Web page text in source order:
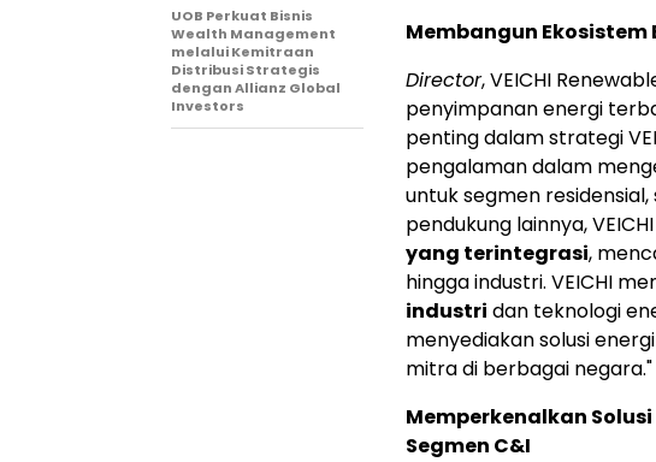
Membangun Ekosistem
Director, VEICHI
penyimpanan energi
penting dalam strategi
pengalaman dalam
untuk segmen
pendukung lainnya,
yang terintegrasi,
hingga industri. VEICHI
industri dan teknologi
menyediakan solusi
mitra di berbagai negara."
Memperkenalkan
Segmen C&I
UOB Perkuat Bisnis
Wealth Management
melalui Kemitraan
Distribusi Strategis
dengan Allianz Global
Investors